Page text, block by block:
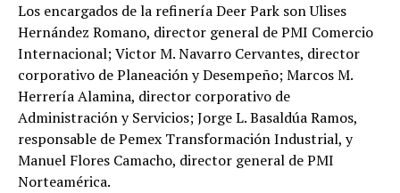
Los encargados de la refinería Deer Park son Ulises
Hernández Romano, director general de PMI Comercio
Internacional; Victor M. Navarro Cervantes, director
corporativo de Planeación y Desempeño; Marcos M.
Herrería Alamina, director corporativo de
Administración y Servicios; Jorge L. Basaldúa Ramos,
responsable de Pemex Transformación Industrial, y
Manuel Flores Camacho, director general de PMI
Norteamérica.